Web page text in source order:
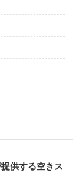
供する空きス